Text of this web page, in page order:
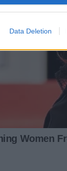
Data Deletion